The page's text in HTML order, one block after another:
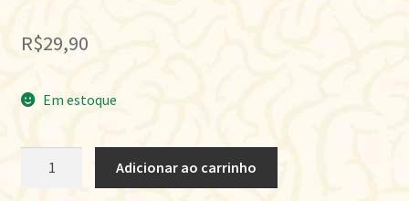
R$29,90
Em estoque
Adicionar ao carrinho